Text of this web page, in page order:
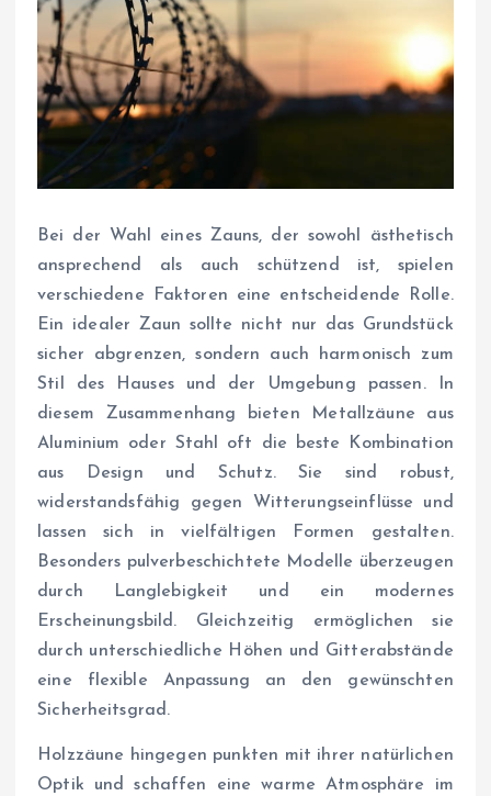
Bei der Wahl eines Zauns, der sowohl ästhetisch
ansprechend als auch schützend ist, spielen
verschiedene Faktoren eine entscheidende Rolle.
Ein idealer Zaun sollte nicht nur das Grundstück
sicher abgrenzen, sondern auch harmonisch zum
Stil des Hauses und der Umgebung passen. In
diesem Zusammenhang bieten Metallzäune aus
Aluminium oder Stahl oft die beste Kombination
aus Design und Schutz. Sie sind robust,
widerstandsfähig gegen Witterungseinflüsse und
lassen sich in vielfältigen Formen gestalten.
Besonders pulverbeschichtete Modelle überzeugen
durch Langlebigkeit und ein modernes
Erscheinungsbild. Gleichzeitig ermöglichen sie
durch unterschiedliche Höhen und Gitterabstände
eine flexible Anpassung an den gewünschten
Sicherheitsgrad.
Holzzäune hingegen punkten mit ihrer natürlichen
Optik und schaffen eine warme Atmosphäre im